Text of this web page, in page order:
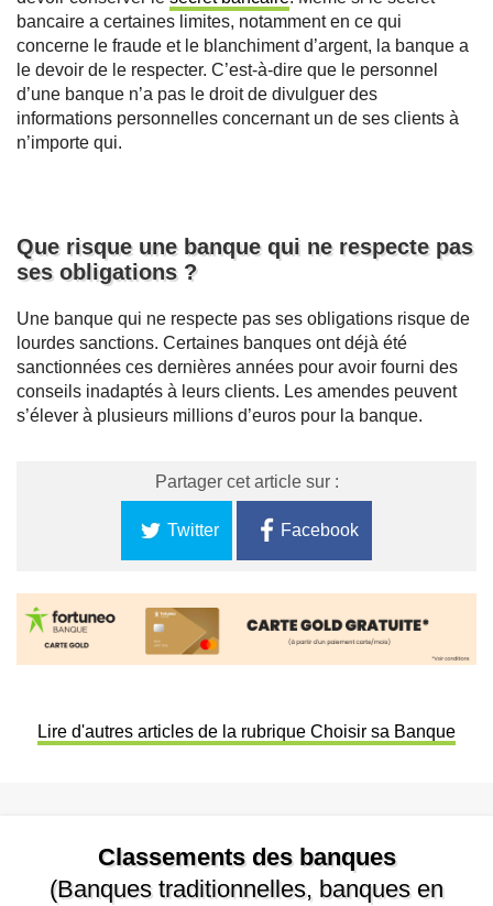
bancaire a certaines limites, notamment en ce qui
concerne le fraude et le blanchiment d’argent, la banque a
le devoir de le respecter. C’est-à-dire que le personnel
d’une banque n’a pas le droit de divulguer des
informations personnelles concernant un de ses clients à
n’importe qui.
Que risque une banque qui ne respecte pas
ses obligations ?
Une banque qui ne respecte pas ses obligations risque de
lourdes sanctions. Certaines banques ont déjà été
sanctionnées ces dernières années pour avoir fourni des
conseils inadaptés à leurs clients. Les amendes peuvent
s’élever à plusieurs millions d’euros pour la banque.
Partager cet article sur :
Twitter Facebook
Lire d'autres articles de la rubrique Choisir sa Banque
Classements des banques
(Banques traditionnelles, banques en